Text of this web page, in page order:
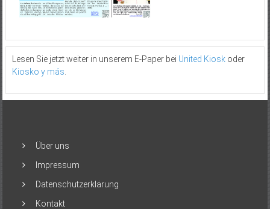
Lesen Sie jetzt weiter in unserem E-Paper bei United Kioskoder
Kiosko y más.
Über uns
Impressum
Datenschutzerklärung
Kontakt